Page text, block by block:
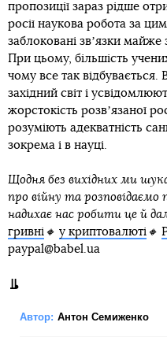
пропозиції зараз рідше
росії наукова робота за
заблоковані звʼязки
При цьому, більшість
чому все так відбувається.
західний світ і
жорстокість розвʼязаної
розуміють адекватність
зокрема і в науці.
Щодня без вихідних ми
про війну та
надихає нас робити це й
гривні 🔸 у криптовалюті 🔸
paypal@babel.ua
Автор: Антон Семиженко